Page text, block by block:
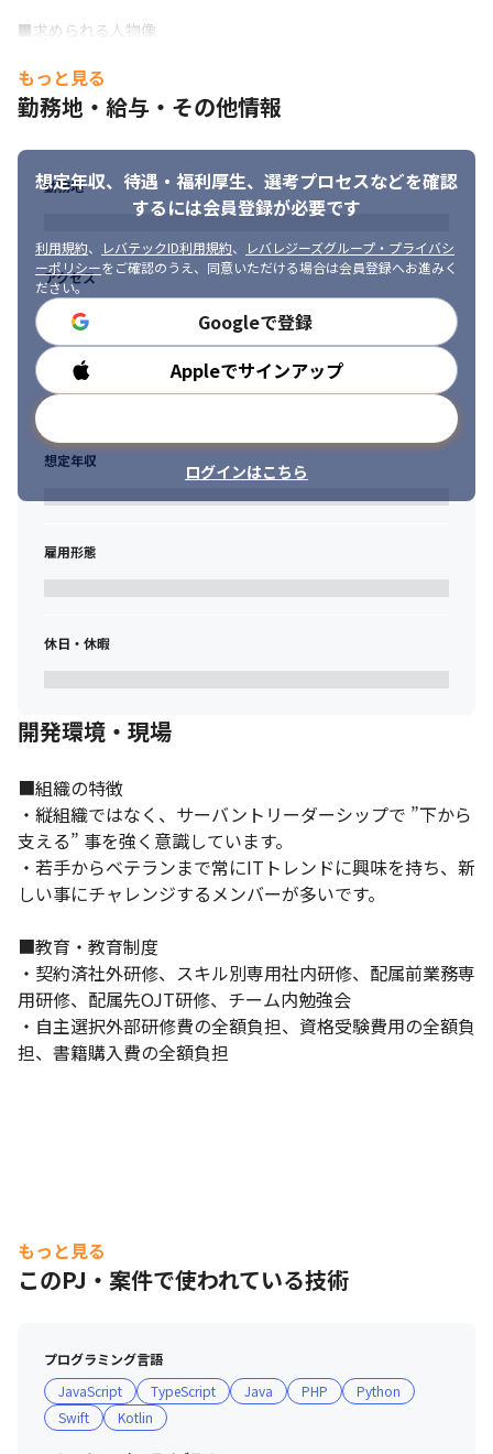
■求められる人物像
・品質向上や業務プロセス改善へのモチベーションが高い方
・積極的な発言・意見・提案ができる方
もっと見る
勤務地・給与・その他情報
想定年収、待遇・福利厚生、 選考プロセスなどを確認
するには会員登録が必要です
利用規約、 レバテックID利用規約、
レバレジーズグループ・プライバシ
ーポリシーをご確認のうえ、同意いただける場合は会員登録へお進みく
ださい。
Googleで登録
Appleでサインアップ
ログインはこちら
勤務地
アクセス
勤務時間
想定年収
雇用形態
休日・休暇
開発環境・現場
■組織の特徴
・縦組織ではなく、サーバントリーダーシップで ”下から
支える” 事を強く意識しています。
・若手からベテランまで常にITトレンドに興味を持ち、新
しい事にチャレンジするメンバーが多いです。
■教育・教育制度
・契約済社外研修、スキル別専用社内研修、配属前業務専
用研修、配属先OJT研修、チーム内勉強会
・自主選択外部研修費の全額負担、資格受験費用の全額負
担、書籍購入費の全額負担
もっと見る
このPJ・案件で使われている技術
プログラミング言語
JavaScript
TypeScript Java PHP
Python
Swift
Kotlin